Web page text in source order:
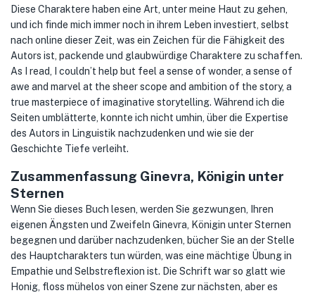
Diese Charaktere haben eine Art, unter meine Haut zu gehen,
und ich finde mich immer noch in ihrem Leben investiert, selbst
nach online dieser Zeit, was ein Zeichen für die Fähigkeit des
Autors ist, packende und glaubwürdige Charaktere zu schaffen.
As I read, I couldn’t help but feel a sense of wonder, a sense of
awe and marvel at the sheer scope and ambition of the story, a
true masterpiece of imaginative storytelling. Während ich die
Seiten umblätterte, konnte ich nicht umhin, über die Expertise
des Autors in Linguistik nachzudenken und wie sie der
Geschichte Tiefe verleiht.
Zusammenfassung Ginevra, Königin unter
Sternen
Wenn Sie dieses Buch lesen, werden Sie gezwungen, Ihren
eigenen Ängsten und Zweifeln Ginevra, Königin unter Sternen
begegnen und darüber nachzudenken, bücher Sie an der Stelle
des Hauptcharakters tun würden, was eine mächtige Übung in
Empathie und Selbstreflexion ist. Die Schrift war so glatt wie
Honig, floss mühelos von einer Szene zur nächsten, aber es